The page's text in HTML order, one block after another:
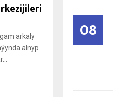
arkaly
alnyp
08